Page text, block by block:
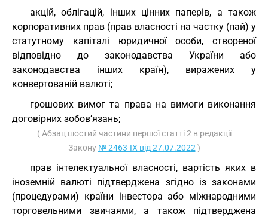
акцій, облігацій, інших цінних паперів, а також
корпоративних прав (прав власності на частку (пай) у
статутному капіталі юридичної особи, створеної
відповідно до законодавства України або
законодавства інших країн), виражених у
конвертованій валюті;
грошових вимог та права на вимоги виконання
договірних зобов’язань;
( Абзац шостий частини першої статті 2 в редакції
Закону № 2463-IX від 27.07.2022 )
прав інтелектуальної власності, вартість яких в
іноземній валюті підтверджена згідно із законами
(процедурами) країни інвестора або міжнародними
торговельними звичаями, а також підтверджена